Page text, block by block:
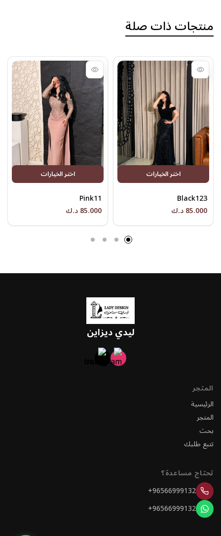
منتجات ذات صلة
اختر الخيارات
Black123
85.000 د.ك
اختر الخيارات
Pink11
85.000 د.ك
ليدي ديزاين
المتجر
الرئيسية
المتجر
بحث
تتبع طلبك
تحتاج مساعدة؟
+96566999132
+96566999132